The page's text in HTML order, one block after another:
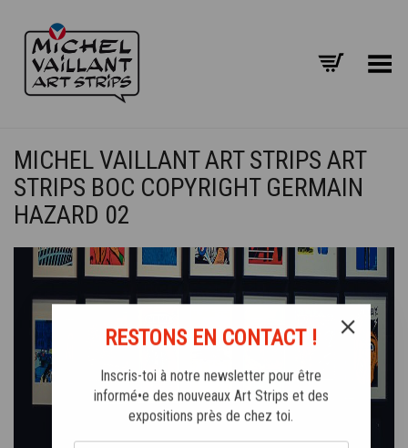
Basculer le menu
MICHEL VAILLANT ART STRIPS ART
STRIPS BOC COPYRIGHT GERMAIN
HAZARD 02
RESTONS EN CONTACT !
Inscris-toi à notre newsletter pour être
informé•e des nouveaux Art Strips et des
expositions près de chez toi.